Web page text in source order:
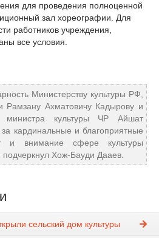
для проведения полноценной
зал хореографии. Для
работников учреждения,
все условия.
Министерству культуры РФ,
Рамзану Ахматовичу Кадырову и
министра культуры ЧР Айшат
кардинальные и благоприятные
и внимание сфере культуры
подчеркнул Хож-Бауди Дааев.
сельский дом культуры